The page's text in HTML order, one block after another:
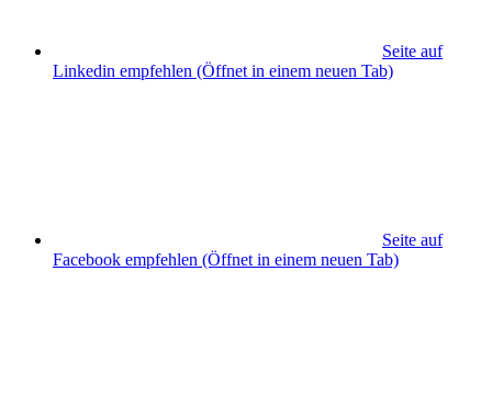
Seite auf
Linkedin empfehlen (Öffnet in einem neuen Tab)
Seite auf
Facebook empfehlen (Öffnet in einem neuen Tab)